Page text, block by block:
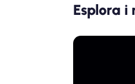
Esplora